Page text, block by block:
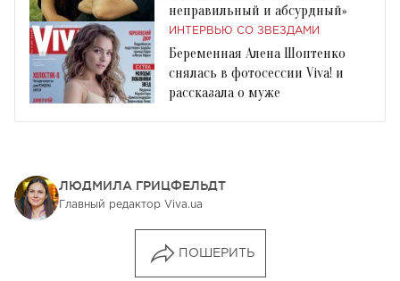
неправильный и абсурдный»
ИНТЕРВЬЮ СО ЗВЕЗДАМИ
Беременная Алена Шоптенко
снялась в фотосессии Viva! и
рассказала о муже
ЛЮДМИЛА ГРИЦФЕЛЬДТ
Главный редактор Viva.ua
ПОШЕРИТЬ